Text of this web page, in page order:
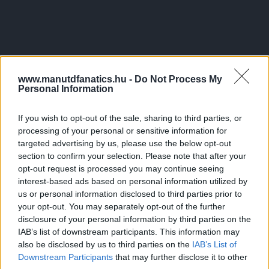
www.manutdfanatics.hu - Do Not Process My
Personal Information
If you wish to opt-out of the sale, sharing to third parties, or
processing of your personal or sensitive information for
targeted advertising by us, please use the below opt-out
section to confirm your selection. Please note that after your
opt-out request is processed you may continue seeing
interest-based ads based on personal information utilized by
us or personal information disclosed to third parties prior to
your opt-out. You may separately opt-out of the further
disclosure of your personal information by third parties on the
IAB’s list of downstream participants. This information may
also be disclosed by us to third parties on the IAB’s List of
Downstream Participants that may further disclose it to other